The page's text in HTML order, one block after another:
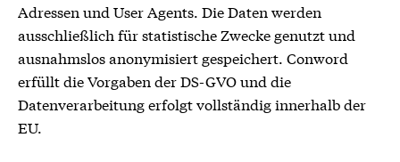
Adressen und User Agents. Die Daten werden
ausschließlich für statistische Zwecke genutzt und
ausnahmslos anonymisiert gespeichert. Conword
erfüllt die Vorgaben der DS-GVO und die
Datenverarbeitung erfolgt vollständig innerhalb der
EU.